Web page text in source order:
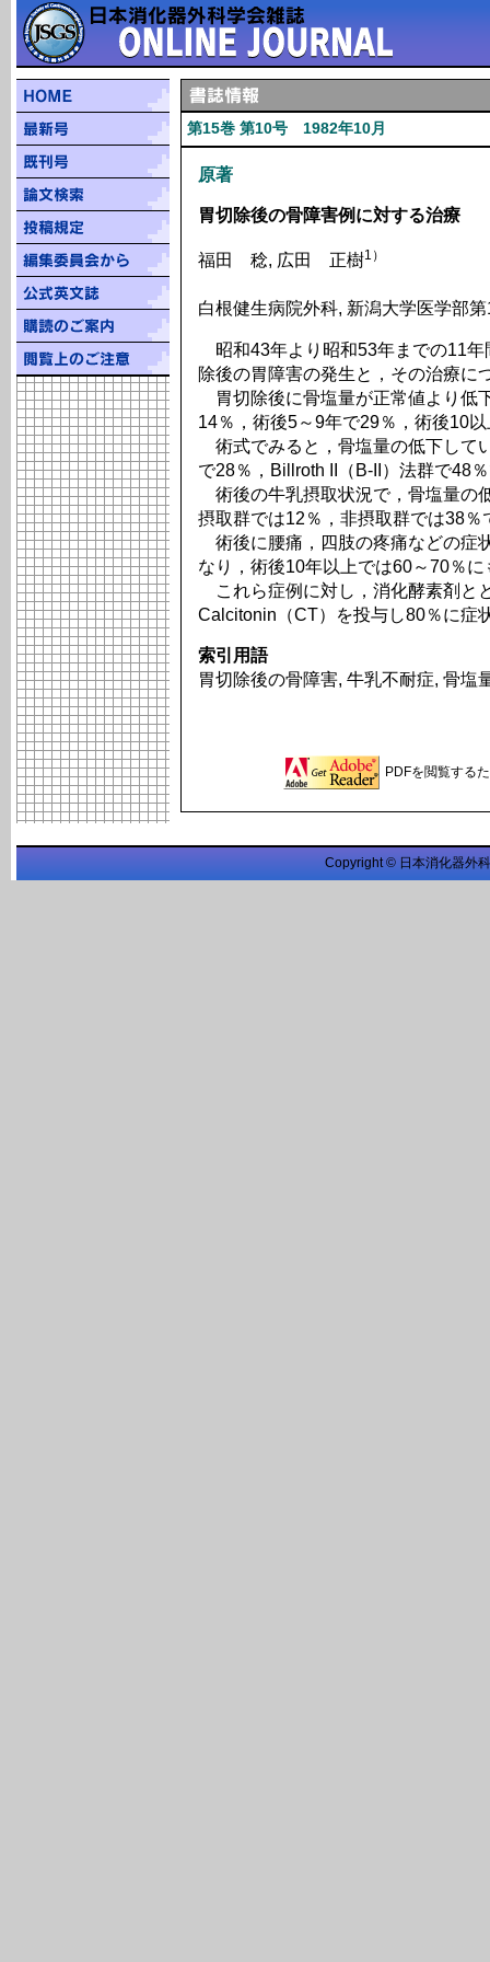
第15巻 第10号 1982年10月
原著
胃切除後の骨障害例に対する治療
福田 稔, 広田 正樹1）
白根健生病院外科, 新潟大学医学部
昭和43年より昭和53年までの11年
除後の胃障害の発生と，その治療に
胃切除後に骨塩量が正常値より低
14％，術後5～9年で29％，術後10
術式でみると，骨塩量の低下して
で28％，Billroth II（B-II）法群で48
術後の牛乳摂取状況で，骨塩量の
摂取群では12％，非摂取群では38％
術後に腰痛，四肢の疼痛などの症
なり，術後10年以上では60～70％に
これら症例に対し，消化酵素剤と
Calcitonin（CT）を投与し80％に症
索引用語
胃切除後の骨障害, 牛乳不耐症, 骨塩
PDFを閲覧する
Copyright © 日本消化器外